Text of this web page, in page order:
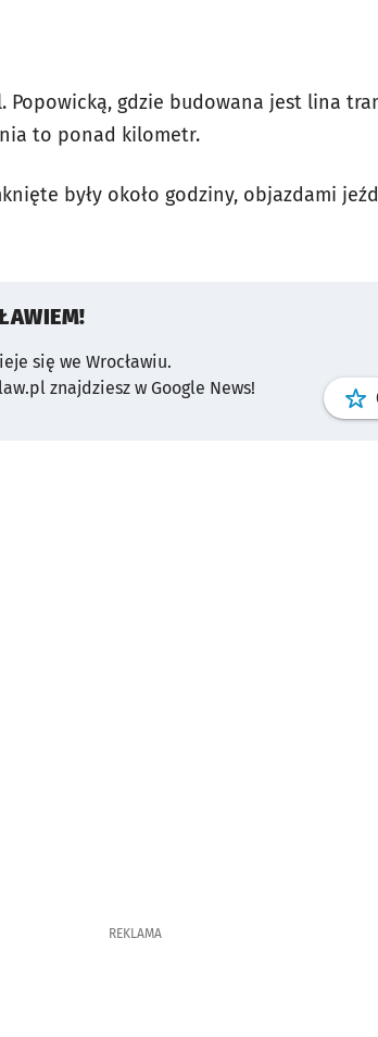
Popowicką, gdzie budowana jest lina
to ponad kilometr.
były około godziny, objazdami
się we Wrocławiu.
znajdziesz w Google News!
REKLAMA